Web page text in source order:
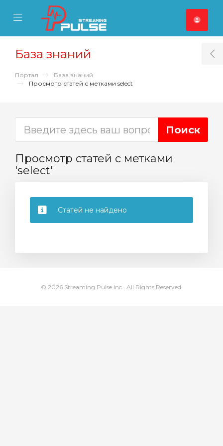
Mobile Menu
Mobile Menu
База знаний
Портал
База знаний
Просмотр статей с метками select
Просмотр статей с метками
'select'
Статей не найдено
© 2026 Streaming Pulse Inc.. All Rights Reserved.